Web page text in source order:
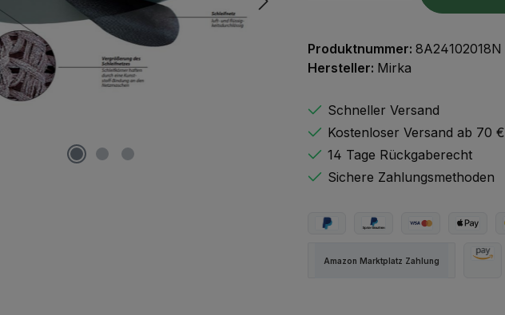
Produktnummer: 8A24102018N
Hersteller: Mirka
Schneller Versand
Kostenloser Versand ab 70 €
14 Tage Rückgaberecht
Sichere Zahlungsmethoden
Amazon Marktplatz Zahlung